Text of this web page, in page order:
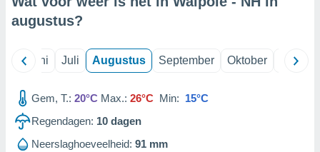
augustus?
Juni Juli Augustus September Oktober
Gem, T.: 20°C Max.: 26°C Min: 15°C
Regendagen: 10 dagen
Neerslaghoeveelheid: 91 mm